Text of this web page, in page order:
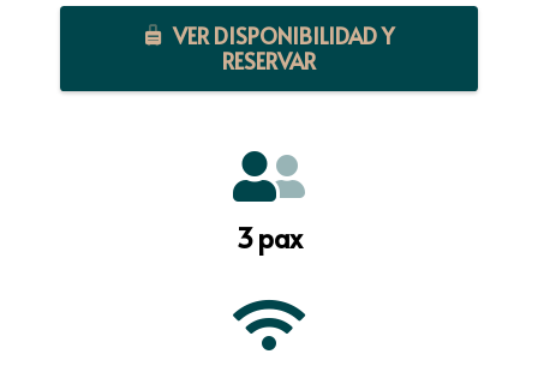
VER DISPONIBILIDAD Y
RESERVAR
3 pax